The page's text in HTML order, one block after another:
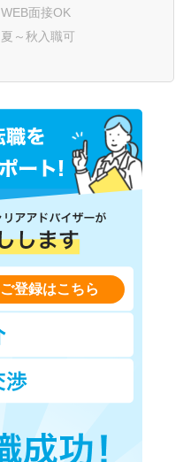
WEB面接OK
夏～秋入職可
ご登録はこちら